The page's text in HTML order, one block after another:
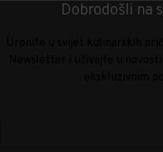
Dobrodošli na